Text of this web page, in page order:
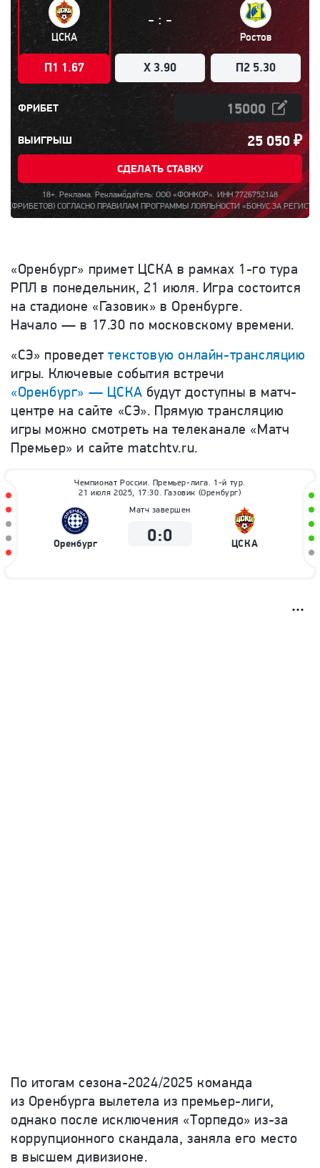
ЦСКА
П1 1.67
- : -
X 3.90
Ростов
П2 5.30
ФРИБЕТ
ВЫИГРЫШ 25 050₽
СДЕЛАТЬ СТАВКУ
18+. Реклама. Рекламодатель: ООО «ФОНКОР». ИНН 7726752148
ПРАВИЛАМ ПРОГРАММЫ ЛОЯЛЬНОСТИ «БОНУС ЗА РЕГИСТРАЦИЮ ДО
«Оренбург» примет ЦСКА в рамках 1-го тура
РПЛ в понедельник, 21 июля. Игра состоится
на стадионе «Газовик» в Оренбурге.
Начало — в 17.30 по московскому времени.
«СЭ» проведеттекстовую онлайн-трансляцию
игры. Ключевые события встречи
«Оренбург» — ЦСКА будут доступны в матч-
центре на сайте «СЭ». Прямую трансляцию
игры можно смотреть на телеканале «Матч
Премьер» и сайте matchtv.ru.
Чемпионат России. Премьер-лига. 1-й тур.
21 июля 2025, 17:30. Газовик (Оренбург)
Оренбург
Матч завершен
0:0 ЦСКА
По итогам сезона-2024/2025 команда
из Оренбурга вылетела из премьер-лиги,
однако после исключения «Торпедо» из-за
коррупционного скандала, заняла его место
в высшем дивизионе.